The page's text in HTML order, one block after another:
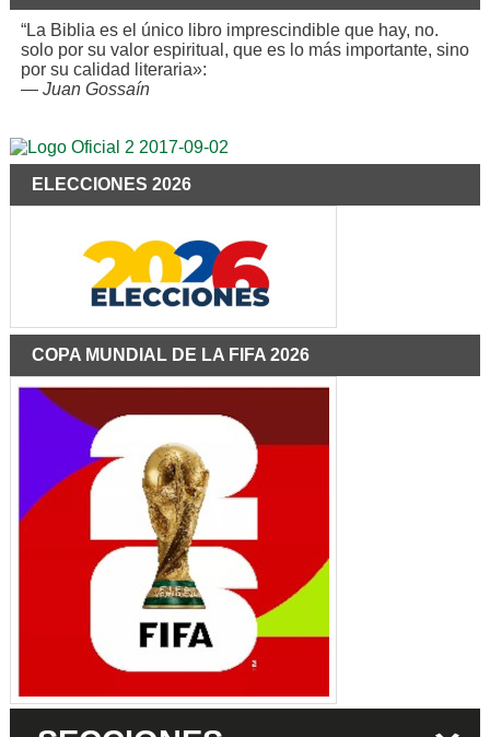
“La Biblia es el único libro imprescindible que hay, no.
solo por su valor espiritual, que es lo más importante, sino
por su calidad literaria»:
— Juan Gossaín
ELECCIONES 2026
COPA MUNDIAL DE LA FIFA 2026